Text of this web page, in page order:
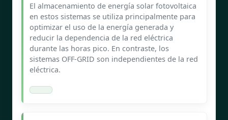
El almacenamiento de energía solar fotovoltaica
en estos sistemas se utiliza principalmente para
optimizar el uso de la energía generada y
reducir la dependencia de la red eléctrica
durante las horas pico. En contraste, los
sistemas OFF-GRID son independientes de la red
eléctrica.